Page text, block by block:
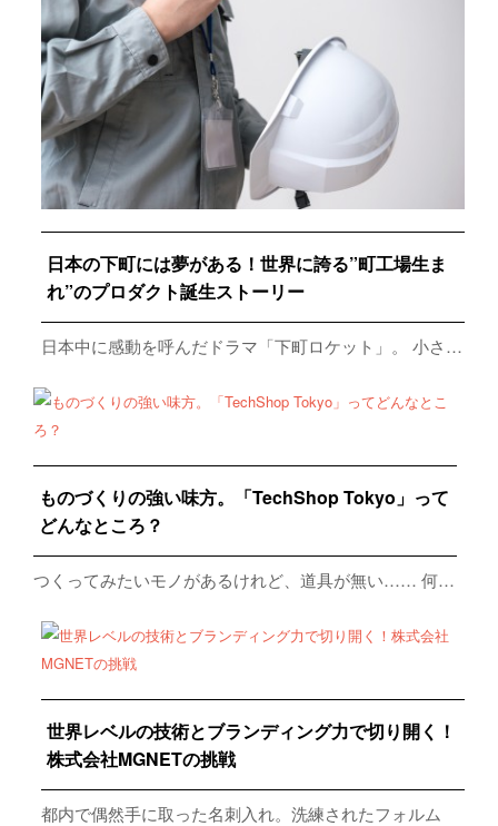
日本の下町には夢がある！世界に誇る”町工場生ま
れ”のプロダクト誕生ストーリー
日本中に感動を呼んだドラマ「下町ロケット」。 小さ…
ものづくりの強い味方。「TechShop Tokyo」って
どんなところ？
つくってみたいモノがあるけれど、道具が無い…… 何…
世界レベルの技術とブランディング力で切り開く！
株式会社MGNETの挑戦
都内で偶然手に取った名刺入れ。洗練されたフォルム